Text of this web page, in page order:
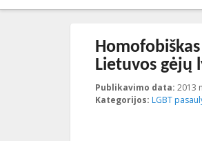
Lietuvos gėjų
Publikavimo data: 2013
Kategorijos: LGBT